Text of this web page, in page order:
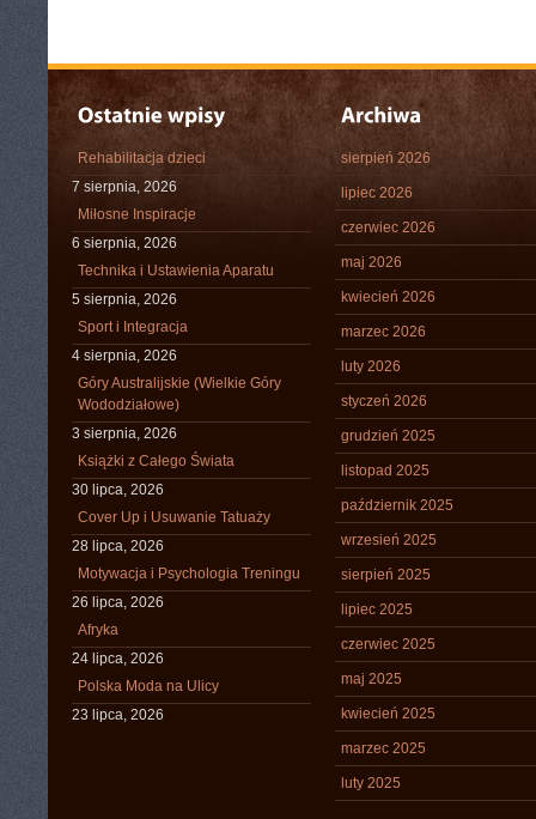
Rehabilitacja dzieci
7 sierpnia, 2026
Miłosne Inspiracje
6 sierpnia, 2026
Technika i Ustawienia Aparatu
5 sierpnia, 2026
Sport i Integracja
4 sierpnia, 2026
Góry Australijskie (Wielkie Góry
Wododziałowe)
3 sierpnia, 2026
Książki z Całego Świata
30 lipca, 2026
Cover Up i Usuwanie Tatuaży
28 lipca, 2026
Motywacja i Psychologia Treningu
26 lipca, 2026
Afryka
24 lipca, 2026
Polska Moda na Ulicy
23 lipca, 2026
sierpień 2026
lipiec 2026
czerwiec 2026
maj 2026
kwiecień 2026
marzec 2026
luty 2026
styczeń 2026
grudzień 2025
listopad 2025
październik 2025
wrzesień 2025
sierpień 2025
lipiec 2025
czerwiec 2025
maj 2025
kwiecień 2025
marzec 2025
luty 2025